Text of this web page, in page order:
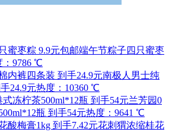
端午节粽子四只蜜枣
：9786 ℃
南极人男士纯
24.9元热度：10360 ℃
兰芳园0
瓶 到手54元热度：9641 ℃
花刺猬浓缩桂花